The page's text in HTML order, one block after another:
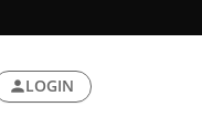
LOGIN